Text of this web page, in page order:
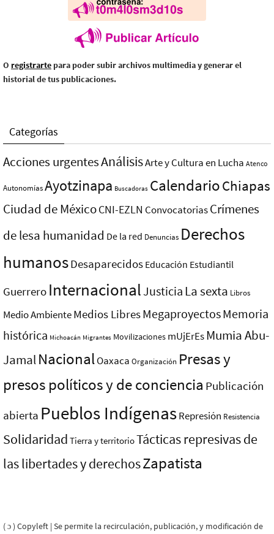
O registrarte para poder subir archivos multimedia y generar el
historial de tus publicaciones.
Categorías
Acciones urgentesAnálisisArte y Cultura en Lucha Atenco
AutonomíasAyotzinapa Buscadoras CalendarioChiapas
Ciudad de MéxicoCNI-EZLN ConvocatoriasCrímenes
de lesa humanidad De la red Denuncias Derechos
humanosDesaparecidos Educación Estudiantil
Guerrero InternacionalJusticia La sexta Libros
Medio AmbienteMedios LibresMegaproyectosMemoria
histórica Michoacán Migrantes Movilizaciones mUjErEsMumia Abu-
JamalNacionalOaxaca Organización Presas y
presos polí­ticos y de conciencia Publicación
abierta Pueblos Indí­genasRepresión Resistencia
Solidaridad Tierra y territorioTácticas represivas de
las libertades y derechosZapatista
( ɔ ) Copyleft | Se permite la recirculación, publicación, y modificación de